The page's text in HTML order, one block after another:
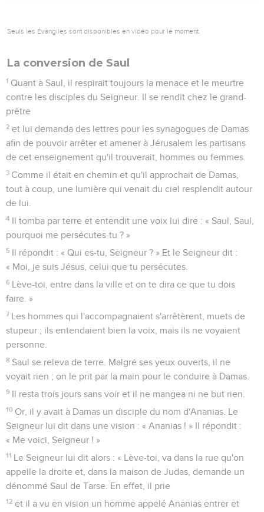
Seuls les Évangiles sont disponibles en vidéo pour le moment.
La conversion de Saul
1 Quant à Saul, il respirait toujours la menace et le meurtre
contre les disciples du Seigneur. Il se rendit chez le grand-
prêtre
2 et lui demanda des lettres pour les synagogues de Damas
afin de pouvoir arrêter et amener à Jérusalem les partisans
de cet enseignement qu'il trouverait, hommes ou femmes.
3 Comme il était en chemin et qu'il approchait de Damas,
tout à coup, une lumière qui venait du ciel resplendit autour
de lui.
4 Il tomba par terre et entendit une voix lui dire : « Saul, Saul,
pourquoi me persécutes-tu ? »
5 Il répondit : « Qui es-tu, Seigneur ? » Et le Seigneur dit :
« Moi, je suis Jésus, celui que tu persécutes.
6 Lève-toi, entre dans la ville et on te dira ce que tu dois
faire. »
7 Les hommes qui l'accompagnaient s'arrêtèrent, muets de
stupeur ; ils entendaient bien la voix, mais ils ne voyaient
personne.
8 Saul se releva de terre. Malgré ses yeux ouverts, il ne
voyait rien ; on le prit par la main pour le conduire à Damas.
9 Il resta trois jours sans voir et il ne mangea ni ne but rien.
10 Or, il y avait à Damas un disciple du nom d'Ananias. Le
Seigneur lui dit dans une vision : « Ananias ! » Il répondit :
« Me voici, Seigneur ! »
11 Le Seigneur lui dit alors : « Lève-toi, va dans la rue qu'on
appelle la droite et, dans la maison de Judas, demande un
dénommé Saul de Tarse. En effet, il prie
12 et il a vu en vision un homme appelé Ananias entrer et